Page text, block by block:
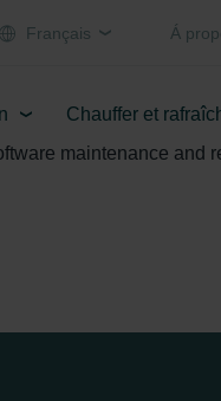
Français Á
Chauffer et